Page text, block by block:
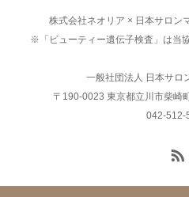
株式会社ネオリア × 日本サロ
※「ビューティー遺伝子検査」は当
一般社団法人 日本サロ
〒190-0023 東京都立川市柴崎
042-512-